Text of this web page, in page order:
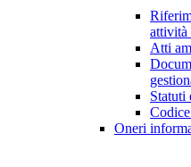
attività
Atti
Statuti
Oneri